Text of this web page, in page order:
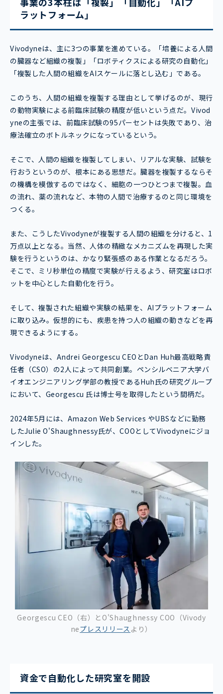
ラットフォーム」
Vivodyneは、主に3つの事業を進めている。「培養による人間
の臓器など組織の複製」「ロボティクスによる研究の自動化」
「複製した人間の組織をAIスケールに落とし込む」である。
このうち、人間の組織を複製する理由として挙げるのが、現行
の動物実験による前臨床試験の精度が低いという点だ。Vivod
yneの主張では、前臨床試験の95パーセントは失敗であり、治
療法確立のボトルネックになっているという。
そこで、人間の組織を複製してしまい、リアルな実験、試験を
行おうというのが、根本にある思想だ。臓器を複製するならそ
の機構を模倣するのではなく、細胞の一つひとつまで複製。血
の流れ、薬の流れなど、本物の人間で治療するのと同じ環境を
つくる。
また、こうしたVivodyneが複製する人間の組織を分けると、1
万点以上となる。当然、人体の精緻なメカニズムを再現した実
験を行うというのは、かなり緊張感のある作業となるだろう。
そこで、ミリ秒単位の精度で実験が行えるよう、研究室はロボ
ットを中心とした自動化を行う。
そして、複製された組織や実験の結果を、AIプラットフォーム
に取り込み。仮想的にも、疾患を持つ人の組織の動きなどを再
現できるようにする。
Vivodyneは、Andrei Georgescu CEOとDan Huh最高戦略責
任者（CSO）の2人によって共同創業。ペンシルベニア大学バ
イオエンジニアリング学部の教授であるHuh氏の研究グループ
において、Georgescu 氏は博士号を取得したという間柄だ。
2024年5月には、Amazon Web Services やUBSなどに勤務
したJulie O'Shaughnessy氏が、COOとしてVivodyneにジョ
インした。
Georgescu CEO（右）とO'Shaughnessy COO（Vivody
neプレスリリース より）
資金で自動化した研究室を開設